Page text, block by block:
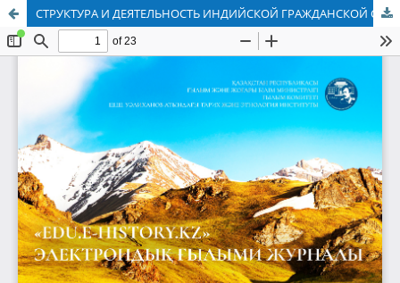
СТРУКТУРА И ДЕЯТЕЛЬНОСТЬ ИНДИЙСКОЙ ГРАЖДАНСКОЙ СЛУЖБЫ В МЕЖВОЕННЫЙ ПЕРИОД